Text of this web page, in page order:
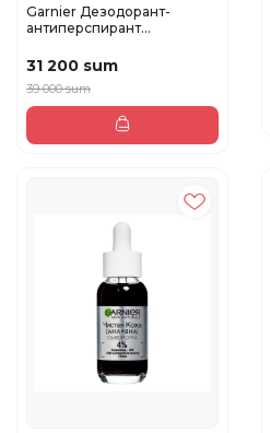
Garnier Дезодорант-
антиперспирант
31 200 sum
39 000 sum